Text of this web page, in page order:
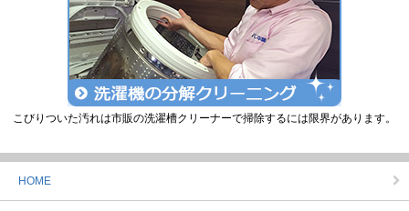
こびりついた汚れは市販の洗濯槽クリーナーで掃除するには限界があります。
HOME